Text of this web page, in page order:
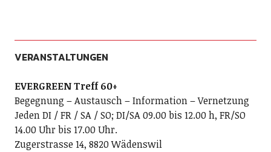
VERANSTALTUNGEN
EVERGREEN Treff 60+
Begegnung – Austausch – Information – Vernetzung
Jeden DI / FR / SA / SO; DI/SA 09.00 bis 12.00 h, FR/SO
14.00 Uhr bis 17.00 Uhr.
Zugerstrasse 14, 8820 Wädenswil